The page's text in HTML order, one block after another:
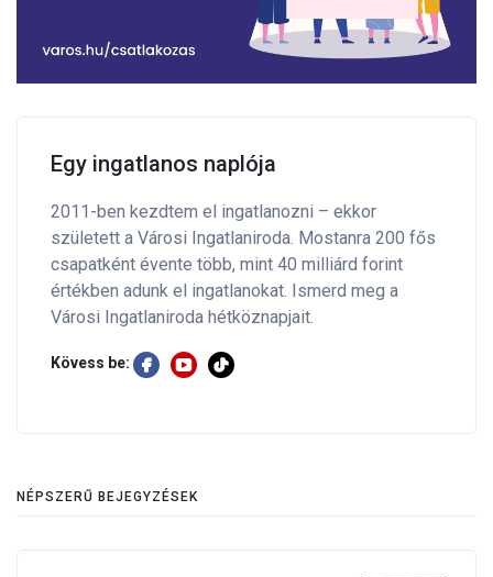
Egy ingatlanos naplója
2011-ben kezdtem el ingatlanozni – ekkor
született a Városi Ingatlaniroda. Mostanra 200 fős
csapatként évente több, mint 40 milliárd forint
értékben adunk el ingatlanokat. Ismerd meg a
Városi Ingatlaniroda hétköznapjait.
Kövess be:
NÉPSZERŰ BEJEGYZÉSEK